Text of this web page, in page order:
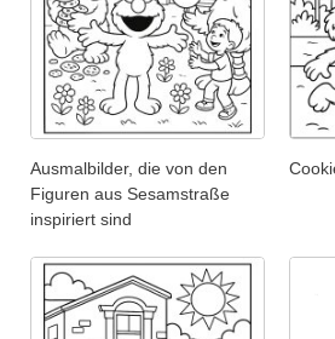
Ausmalbilder, die von den
Figuren aus Sesamstraße
inspiriert sind